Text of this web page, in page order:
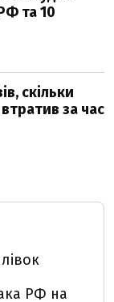
та 10
скільки
за час
РФ на